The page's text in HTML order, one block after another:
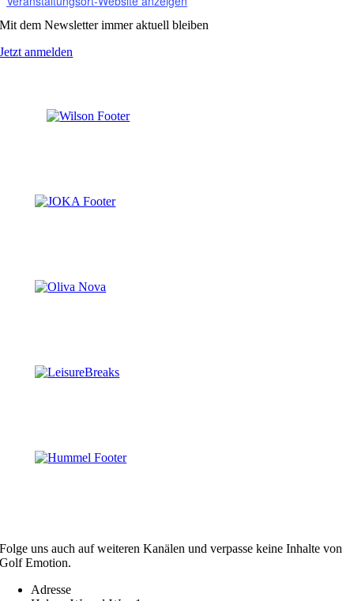
Mit dem Newsletter immer aktuell bleiben
Jetzt anmelden
Folge uns auch auf weiteren Kanälen und verpasse keine Inhalte von
Golf Emotion.
Adresse